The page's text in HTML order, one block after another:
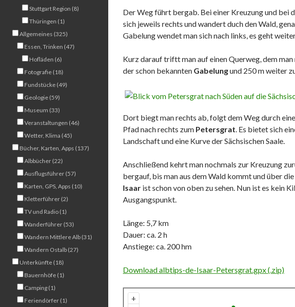
Der Weg führt bergab. Bei einer Kreuzung und bei
sich jeweils rechts und wandert duch den Wald,
Gabelung wendet man sich nach links, es geht
Kurz darauf triftt man auf einen Querweg, dem
der schon bekannten Gabelungund 250 m weiter
Dort biegt man rechts ab, folgt dem Weg durch
Pfad nach rechts zum Petersgrat. Es bietet sich
Landschaft und eine Kurve der Sächsischen Saale.
Anschließend kehrt man nochmals zur Kreuzung
bergauf, bis man aus dem Wald kommt und über
Isaar ist schon von oben zu sehen. Nun ist es kein
Ausgangspunkt.
Länge: 5,7 km
Dauer: ca. 2 h
Anstiege: ca. 200 hm
Download albtips-de-Isaar-Petersgrat.gpx (.zip)
+
Stuttgart Region (8)
Thüringen (1)
Allgemeines (325)
Essen, Trinken (47)
Hofläden (6)
Fotografie (18)
Fundstücke (49)
Geologie (59)
Museum (33)
Veranstaltungen (46)
Wetter, Klima (45)
Bücher, Karten, Apps (137)
Albbücher (22)
Ausflugsführer (57)
Karten, GPS, Apps (10)
Kletterführer (2)
TV und Radio (1)
Wanderführer (53)
Wandern Mittlere Alb (31)
Wandern Ostalb (27)
Unterkünfte (18)
Bauernhöfe (1)
Camping (1)
Feriendörfer (1)